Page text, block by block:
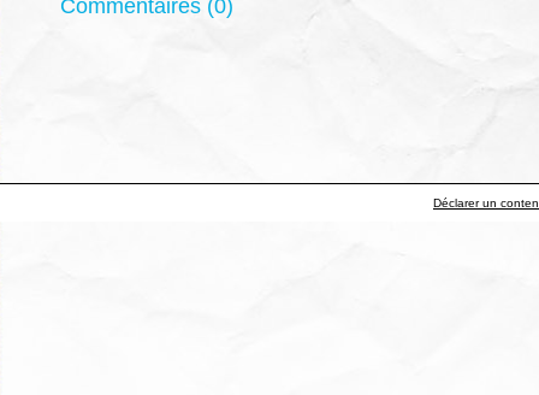
Commentaires (0)
Déclarer un